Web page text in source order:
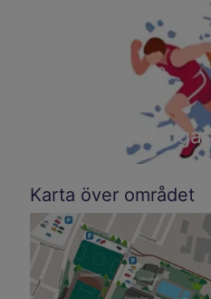
Aktiva föreningar
Karta över området